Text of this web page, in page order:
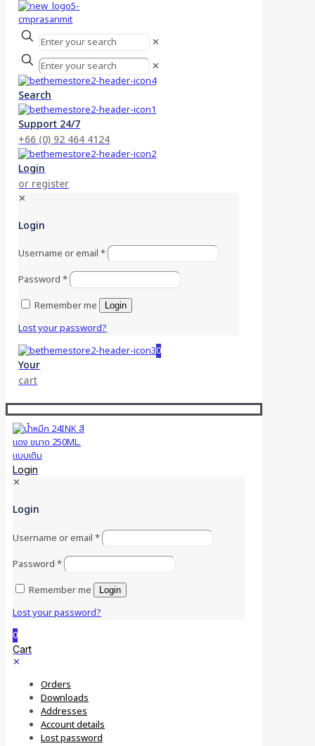
✕
✕
Search
Support 24/7
+66 (0) 92 464 4124
Login
or register
✕
Login
Username or email*
Password*
Remember me
Login
Lost your password?
0
Your
cart
Login
✕
Login
Username or email *
Password *
Remember me
Login
Lost your password?
0
Cart
✕
Orders
Downloads
Addresses
Account details
Lost password